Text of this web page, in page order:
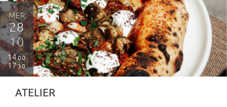
MER
28
10
1400
1730
ATELIER